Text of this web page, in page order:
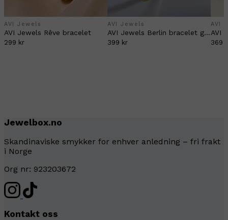
AVI Jewels
AVI Jewels Rêve bracelet
299 kr
AVI Jewels
AVI Jewels Berlin bracelet gold
399 kr
AVI
369
Jewelbox.no
Skandinaviske smykker for enhver anledning – fri frakt
i Norge
Org nr: 923203672
Kontakt oss